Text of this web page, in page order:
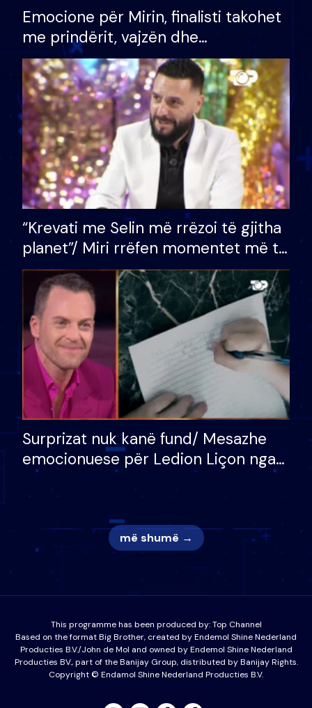
Emocione për Mirin, finalisti takohet
me prindërit, vajzën dhe
bashkëshorten: S’kemi ndonjë letër
divorci apo jo?
“Krevati me Selin më rrëzoi të gjitha
planet”/ Miri rrëfen momentet më të
bukura në shtëpinë e BB VIP: Do më
mungojë zilja e mëngjesit kur…
Surprizat nuk kanë fund/ Mesazhe
emocionuese për Ledion Liçon nga
nëna dhe fëmijët e tij, moderatori
nuk i mban dot lotët: Nuk meritoj…
më shumë →
This programme has been produced by:Top Channel
Based on the format Big Brother, created by Endemol Shine Nederland
Producties B.V./John de Mol and owned by Endemol Shine Nederland
Producties BV., part of the Banijay Group, distributed by Banijay Rights.
Copyright © Endamol Shine Nederland Producties B.V.